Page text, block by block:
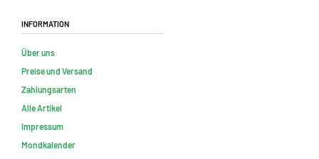
Information
Über uns
Preise und Versand
Zahlungsarten
Alle Artikel
Impressum
Mondkalender